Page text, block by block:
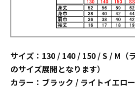
サイズ：130 / 140 / 150 / S / M（
のサイズ展開となります）
カラー：ブラック / ライトイエロ